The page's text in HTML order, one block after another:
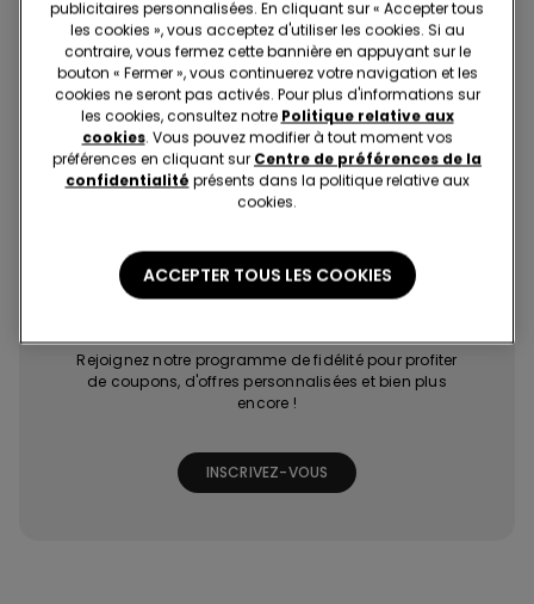
Achats rapides et
faciles
Les dernières
tendances à
portée de clic
Promotions
exclusives
Points bonus
grâce à des jeux
et missions
Rejoignez notre programme de fidélité pour profiter
de coupons, d'offres personnalisées et bien plus
encore !
INSCRIVEZ-VOUS
publicitaires personnalisées. En cliquant sur « Accepter tous
les cookies », vous acceptez d'utiliser les cookies. Si au
contraire, vous fermez cette bannière en appuyant sur le
bouton « Fermer », vous continuerez votre navigation et les
cookies ne seront pas activés. Pour plus d'informations sur
les cookies, consultez notre Politique relative aux
cookies. Vous pouvez modifier à tout moment vos
préférences en cliquant sur Centre de préférences de la
confidentialité présents dans la politique relative aux
cookies.
ACCEPTER TOUS LES COOKIES